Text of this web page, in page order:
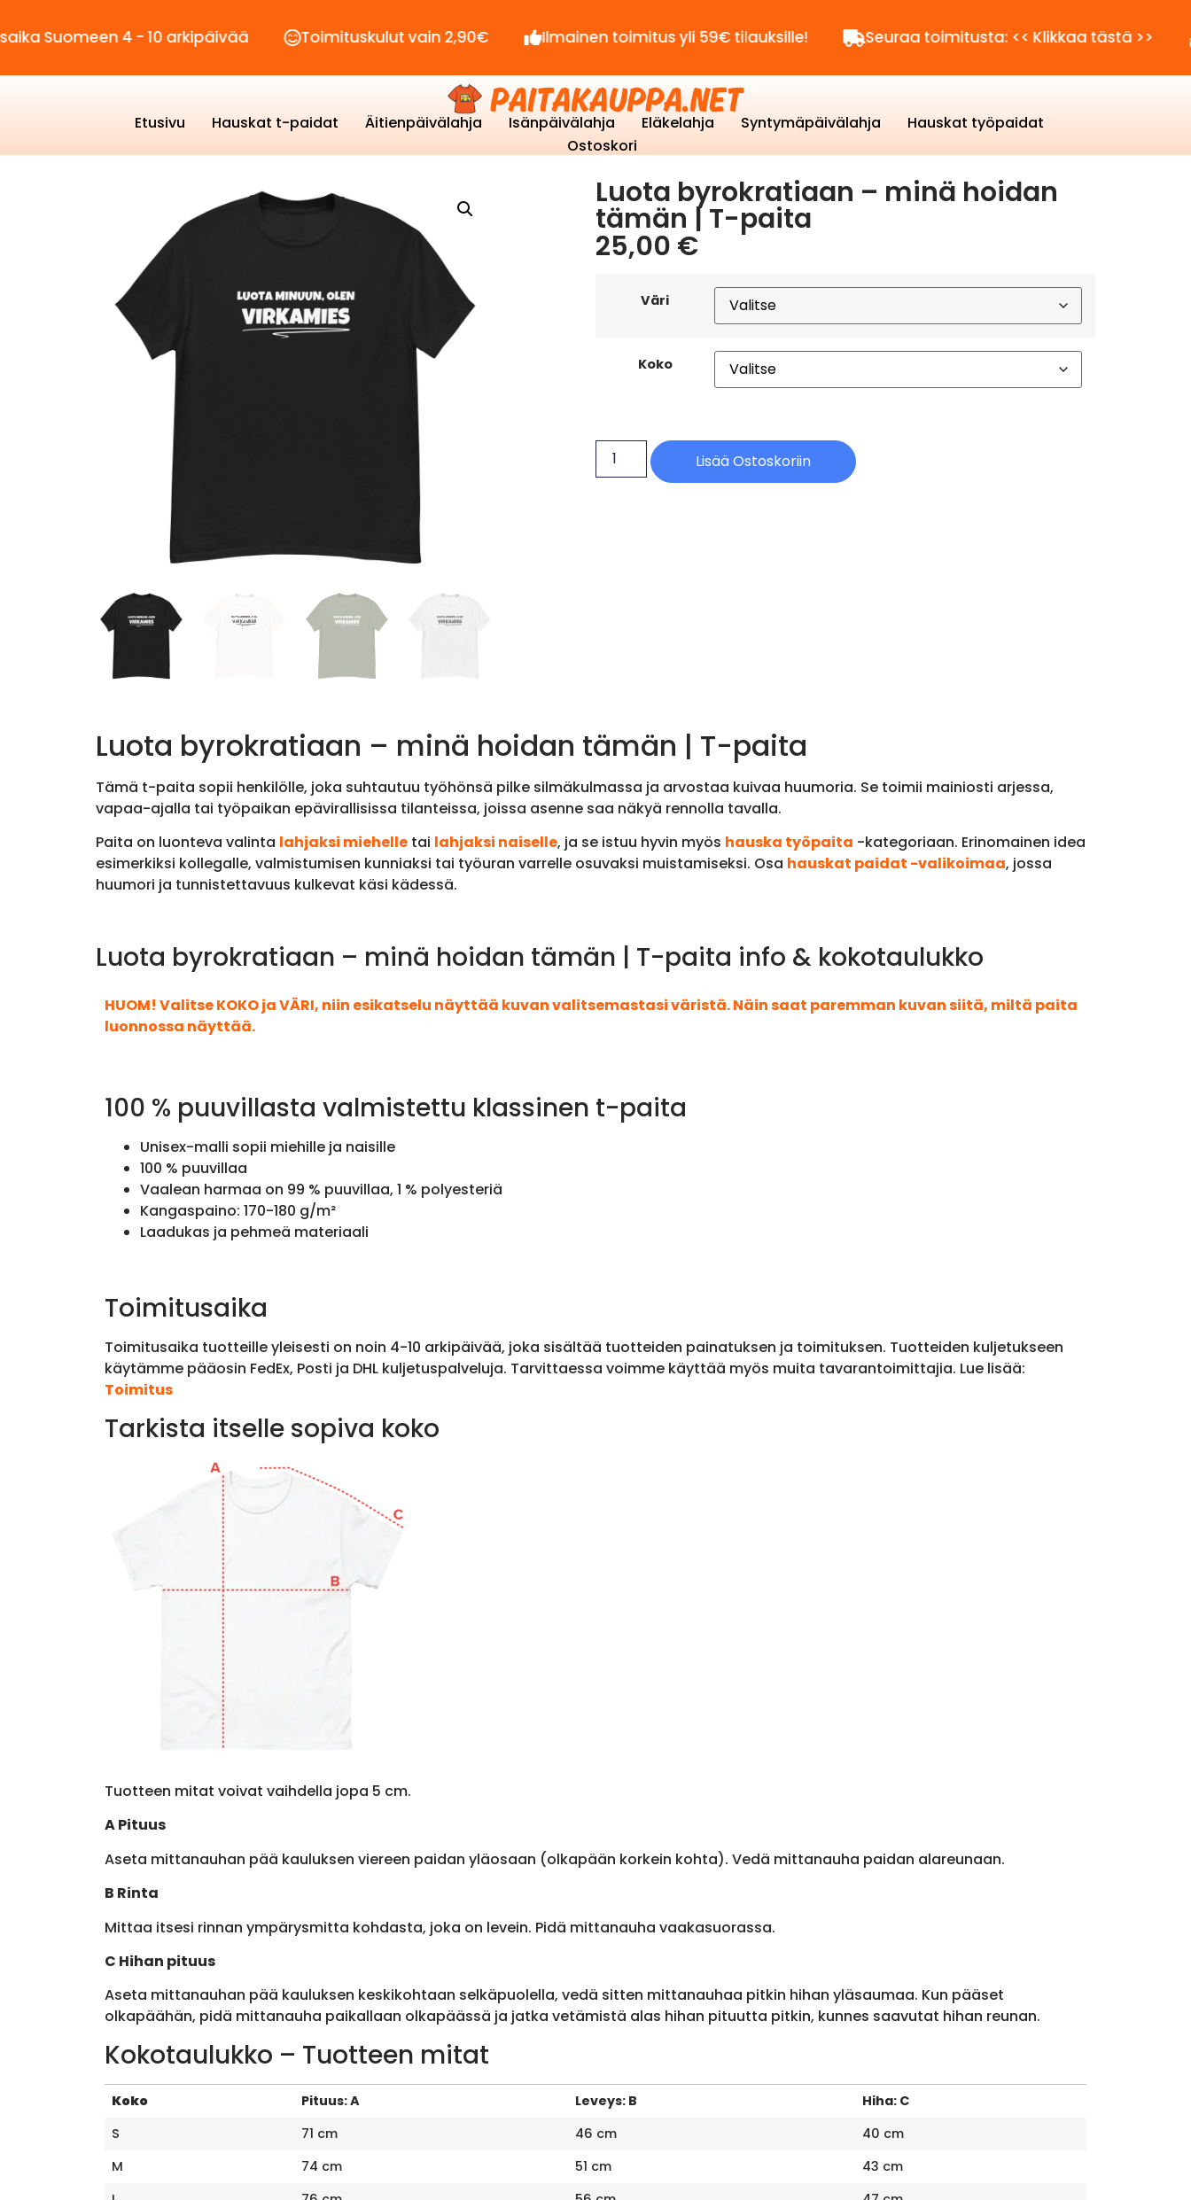
4 - 10 arkipäivää Toimituskulut vain 2,90€ Ilmainen toimitus yli 59€ tilauksille! Seuraa toimitusta: << Klikkaa tästä >>
Etusivu Hauskat t-paidat Äitienpäivälahja Isänpäivälahja Eläkelahja Syntymäpäivälahja
Hauskat työpaidat
Ostoskori
Luota byrokratiaan – minä hoidan
tämän | T-paita
25,00 €
Väri
Koko
Lisää Ostoskoriin
Luota byrokratiaan – minä hoidan tämän | T-paita
Tämä t-paita sopii henkilölle, joka suhtautuu työhönsä pilke silmäkulmassa ja arvostaa kuivaa huumoria. Se toimii mainiosti arjessa,
vapaa-ajalla tai työpaikan epävirallisissa tilanteissa, joissa asenne saa näkyä rennolla tavalla.
Paita on luonteva valinta lahjaksi miehelletai lahjaksi naiselle, ja se istuu hyvin myös hauska työpaita -kategoriaan. Erinomainen idea
esimerkiksi kollegalle, valmistumisen kunniaksi tai työuran varrelle osuvaksi muistamiseksi. Osa hauskat paidat -valikoimaa, jossa
huumori ja tunnistettavuus kulkevat käsi kädessä.
Luota byrokratiaan – minä hoidan tämän | T-paita info & kokotaulukko
HUOM! Valitse KOKO ja VÄRI, niin esikatselu näyttää kuvan valitsemastasi väristä. Näin saat paremman kuvan siitä, miltä paita
luonnossa näyttää.
100 % puuvillasta valmistettu klassinen t-paita
Unisex-malli sopii miehille ja naisille
100 % puuvillaa
Vaalean harmaa on 99 % puuvillaa, 1 % polyesteriä
Kangaspaino: 170-180 g/m²
Laadukas ja pehmeä materiaali
Toimitusaika
Toimitusaika tuotteille yleisesti on noin 4-10 arkipäivää, joka sisältää tuotteiden painatuksen ja toimituksen. Tuotteiden kuljetukseen
käytämme pääosin FedEx, Posti ja DHL kuljetuspalveluja. Tarvittaessa voimme käyttää myös muita tavarantoimittajia. Lue lisää:
Toimitus
Tarkista itselle sopiva koko
Tuotteen mitat voivat vaihdella jopa 5 cm.
A Pituus
Aseta mittanauhan pää kauluksen viereen paidan yläosaan (olkapään korkein kohta). Vedä mittanauha paidan alareunaan.
B Rinta
Mittaa itsesi rinnan ympärysmitta kohdasta, joka on levein. Pidä mittanauha vaakasuorassa.
C Hihan pituus
Aseta mittanauhan pää kauluksen keskikohtaan selkäpuolella, vedä sitten mittanauhaa pitkin hihan yläsaumaa. Kun pääset
olkapäähän, pidä mittanauha paikallaan olkapäässä ja jatka vetämistä alas hihan pituutta pitkin, kunnes saavutat hihan reunan.
Kokotaulukko – Tuotteen mitat
Koko Pituus: A Leveys: B
Hiha: C
S
71 cm 46 cm
40 cm
M
74 cm 51 cm
43 cm